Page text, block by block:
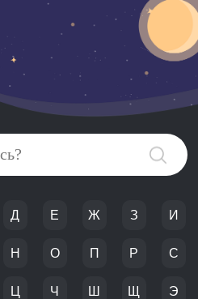
Д Е Ж З И
Н О П Р С
Ц Ч Ш Щ Э